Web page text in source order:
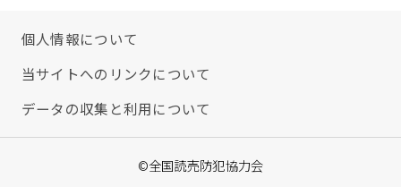
個人情報について
当サイトへのリンクについて
データの収集と利用について
©全国読売防犯協力会